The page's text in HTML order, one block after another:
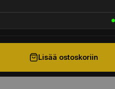
Lisää ostoskoriin